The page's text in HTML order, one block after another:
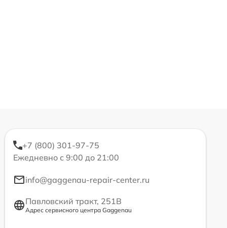
+7 (800) 301-97-75
Ежедневно с 9:00 до 21:00
info@gaggenau-repair-center.ru
Павловский тракт, 251В
Адрес сервисного центра Gaggenau